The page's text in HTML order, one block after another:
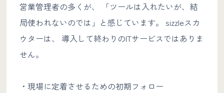
営業管理者の多くが、 「ツールは入れたいが、結
局使われないのでは」と感じています。 sizzleスカ
ウターは、 導入して終わりのITサービスではありま
せん。
・現場に定着させるための初期フォロー